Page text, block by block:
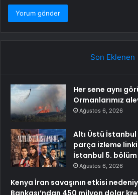
Son Eklenen
Her sene aynı
Ormanlarımız
Ağustos 6, 2026
Altı Üstü
parça izleme linki
İstanbul 5.
Ağustos 6, 2026
Kenya İran savaşının etkisi
Bankası’ndan 450 milyon dolar